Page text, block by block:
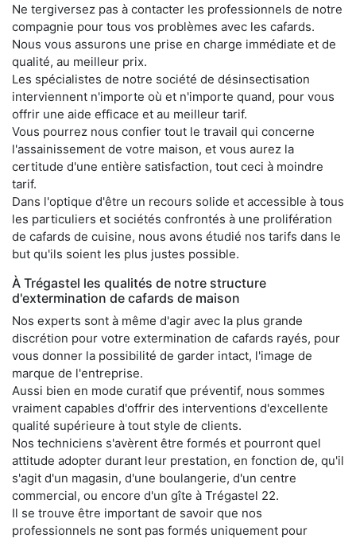
Ne tergiversez pas à contacter les professionnels de notre
compagnie pour tous vos problèmes avec les cafards.
Nous vous assurons une prise en charge immédiate et de
qualité, au meilleur prix.
Les spécialistes de notre société de désinsectisation
interviennent n'importe où et n'importe quand, pour vous
offrir une aide efficace et au meilleur tarif.
Vous pourrez nous confier tout le travail qui concerne
l'assainissement de votre maison, et vous aurez la
certitude d'une entière satisfaction, tout ceci à moindre
tarif.
Dans l'optique d'être un recours solide et accessible à tous
les particuliers et sociétés confrontés à une prolifération
de cafards de cuisine, nous avons étudié nos tarifs dans le
but qu'ils soient les plus justes possible.
À Trégastel les qualités de notre structure
d'extermination de cafards de maison
Nos experts sont à même d'agir avec la plus grande
discrétion pour votre extermination de cafards rayés, pour
vous donner la possibilité de garder intact, l'image de
marque de l'entreprise.
Aussi bien en mode curatif que préventif, nous sommes
vraiment capables d'offrir des interventions d'excellente
qualité supérieure à tout style de clients.
Nos techniciens s'avèrent être formés et pourront quel
attitude adopter durant leur prestation, en fonction de, qu'il
s'agit d'un magasin, d'une boulangerie, d'un centre
commercial, ou encore d'un gîte à Trégastel 22.
Il se trouve être important de savoir que nos
professionnels ne sont pas formés uniquement pour